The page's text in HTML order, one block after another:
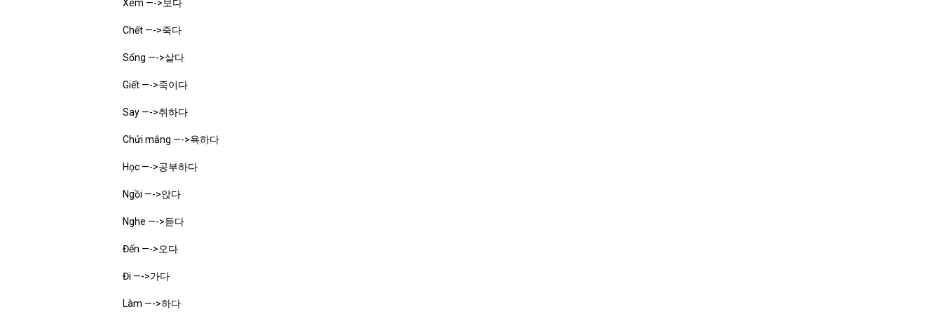
Xem —->보다
Chết —->죽다
Sống —->살다
Giết —->죽이다
Say —->취하다
Chửi mắng —->욕하다
Học —->공부하다
Ngồi —->앉다
Nghe —->듣다
Đến —->오다
Đi —->가다
Làm —->하다